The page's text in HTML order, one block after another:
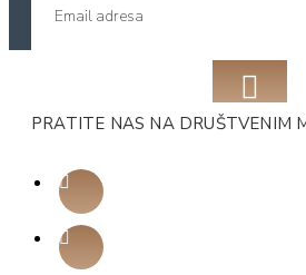
PRATITE NAS NA DRUŠTVENIM